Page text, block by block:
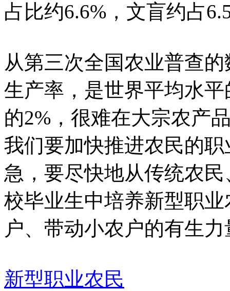
占比约6.6%，文盲约占
从第三次全国农业普查
生产率，是世界平均水
的2%，很难在大宗农产
我们要加快推进农民的
急，要尽快地从传统农
校毕业生中培养新型职
户、带动小农户的有生力
新型职业农民